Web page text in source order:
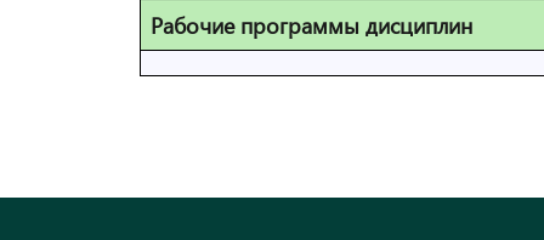
Рабочие программы дисциплин